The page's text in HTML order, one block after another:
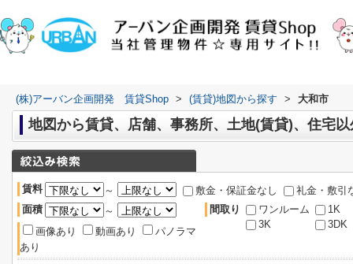
(株)アーバン企画開発 賃貸Shop > (賃貸)地図から探す > 大和市
地図から賃貸、店舗、事務所、土地(賃貸)、住宅
賃料 ～ 敷金・保証金なし
礼金・敷引
面積
～
画像あり
動画あり
パノラマ
あり
間取り ワンルーム
1K
3K
3DK